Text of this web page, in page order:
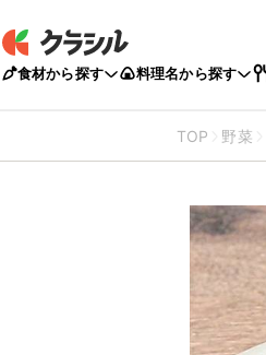
食材から探す 料理名から探す
TOP 野菜